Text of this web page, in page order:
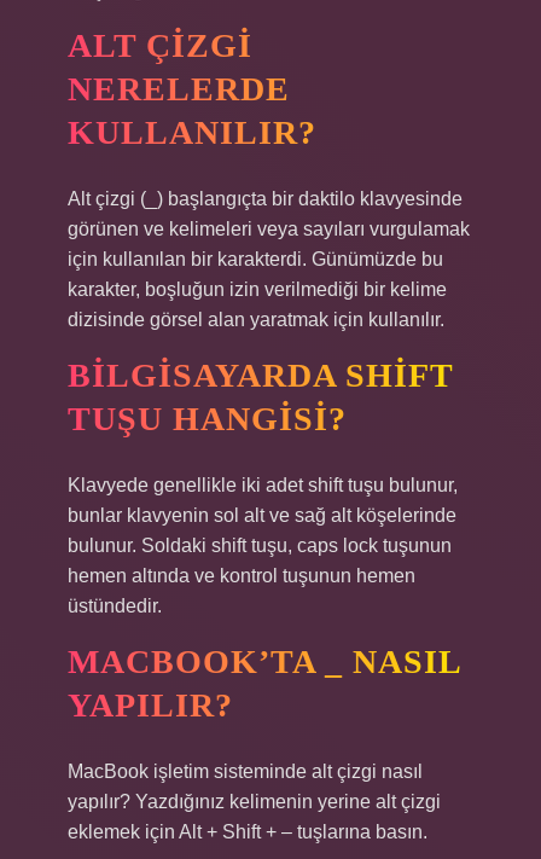
ALT ÇIZGI
NERELERDE
KULLANILIR?
Alt çizgi (_) başlangıçta bir daktilo klavyesinde
görünen ve kelimeleri veya sayıları vurgulamak
için kullanılan bir karakterdi. Günümüzde bu
karakter, boşluğun izin verilmediği bir kelime
dizisinde görsel alan yaratmak için kullanılır.
BILGISAYARDA SHIFT
TUŞU HANGISI?
Klavyede genellikle iki adet shift tuşu bulunur,
bunlar klavyenin sol alt ve sağ alt köşelerinde
bulunur. Soldaki shift tuşu, caps lock tuşunun
hemen altında ve kontrol tuşunun hemen
üstündedir.
MACBOOK’TA _ NASIL
YAPILIR?
MacBook işletim sisteminde alt çizgi nasıl
yapılır? Yazdığınız kelimenin yerine alt çizgi
eklemek için Alt + Shift + – tuşlarına basın.